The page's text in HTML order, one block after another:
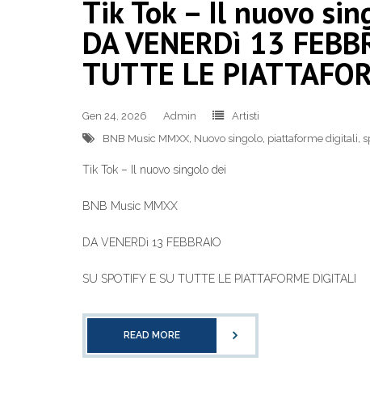
Tik Tok – Il nuovo
DA VENERDì 13
TUTTE LE
Gen 24, 2026 Admin
Artisti
BNB Music MMXX, Nuovo singolo, piattaforme digitali,
Tik Tok – Il nuovo singolo dei
BNB Music MMXX
DA VENERDì 13 FEBBRAIO
SU SPOTIFY E SU TUTTE LE PIATTAFORME DIGITALI
READ MORE